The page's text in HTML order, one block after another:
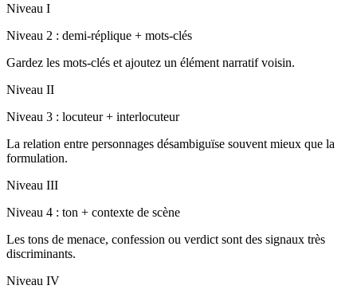
Niveau I
Niveau 2 : demi-réplique + mots-clés
Gardez les mots-clés et ajoutez un élément narratif voisin.
Niveau II
Niveau 3 : locuteur + interlocuteur
La relation entre personnages désambiguïse souvent mieux que la
formulation.
Niveau III
Niveau 4 : ton + contexte de scène
Les tons de menace, confession ou verdict sont des signaux très
discriminants.
Niveau IV